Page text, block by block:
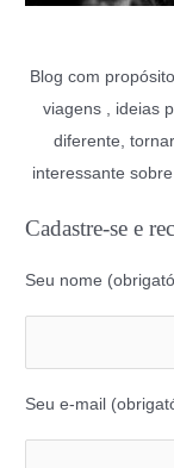
Blog com
viagens , ideias
diferente,
interessante
Cadastre-se e
Seu nome
Seu e-mail